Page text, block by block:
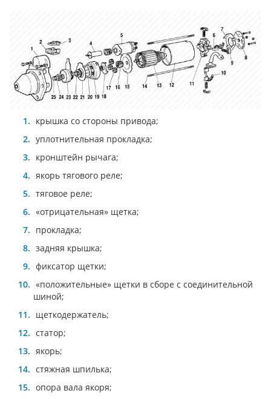
крышка со стороны привода;
уплотнительная прокладка;
кронштейн рычага;
якорь тягового реле;
тяговое реле;
«отрицательная» щетка;
прокладка;
задняя крышка;
фиксатор щетки;
«положительные» щетки в сборе с соединительной
шиной;
щеткодержатель;
статор;
якорь;
стяжная шпилька;
опора вала якоря;